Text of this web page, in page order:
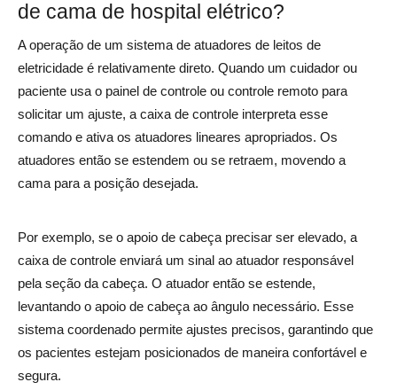
de cama de hospital elétrico?
A operação de um sistema de atuadores de leitos de
eletricidade é relativamente direto. Quando um cuidador ou
paciente usa o painel de controle ou controle remoto para
solicitar um ajuste, a caixa de controle interpreta esse
comando e ativa os atuadores lineares apropriados. Os
atuadores então se estendem ou se retraem, movendo a
cama para a posição desejada.
Por exemplo, se o apoio de cabeça precisar ser elevado, a
caixa de controle enviará um sinal ao atuador responsável
pela seção da cabeça. O atuador então se estende,
levantando o apoio de cabeça ao ângulo necessário. Esse
sistema coordenado permite ajustes precisos, garantindo que
os pacientes estejam posicionados de maneira confortável e
segura.